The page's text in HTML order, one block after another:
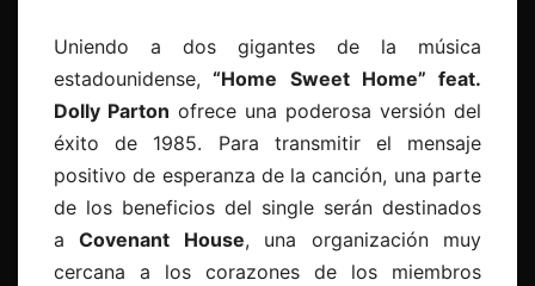
Uniendo a dos gigantes de la música
estadounidense, “Home Sweet Home” feat.
Dolly Parton ofrece una poderosa versión del
éxito de 1985. Para transmitir el mensaje
positivo de esperanza de la canción, una parte
de los beneficios del single serán destinados
aCovenant House, una organización muy
cercana a los corazones de los miembros